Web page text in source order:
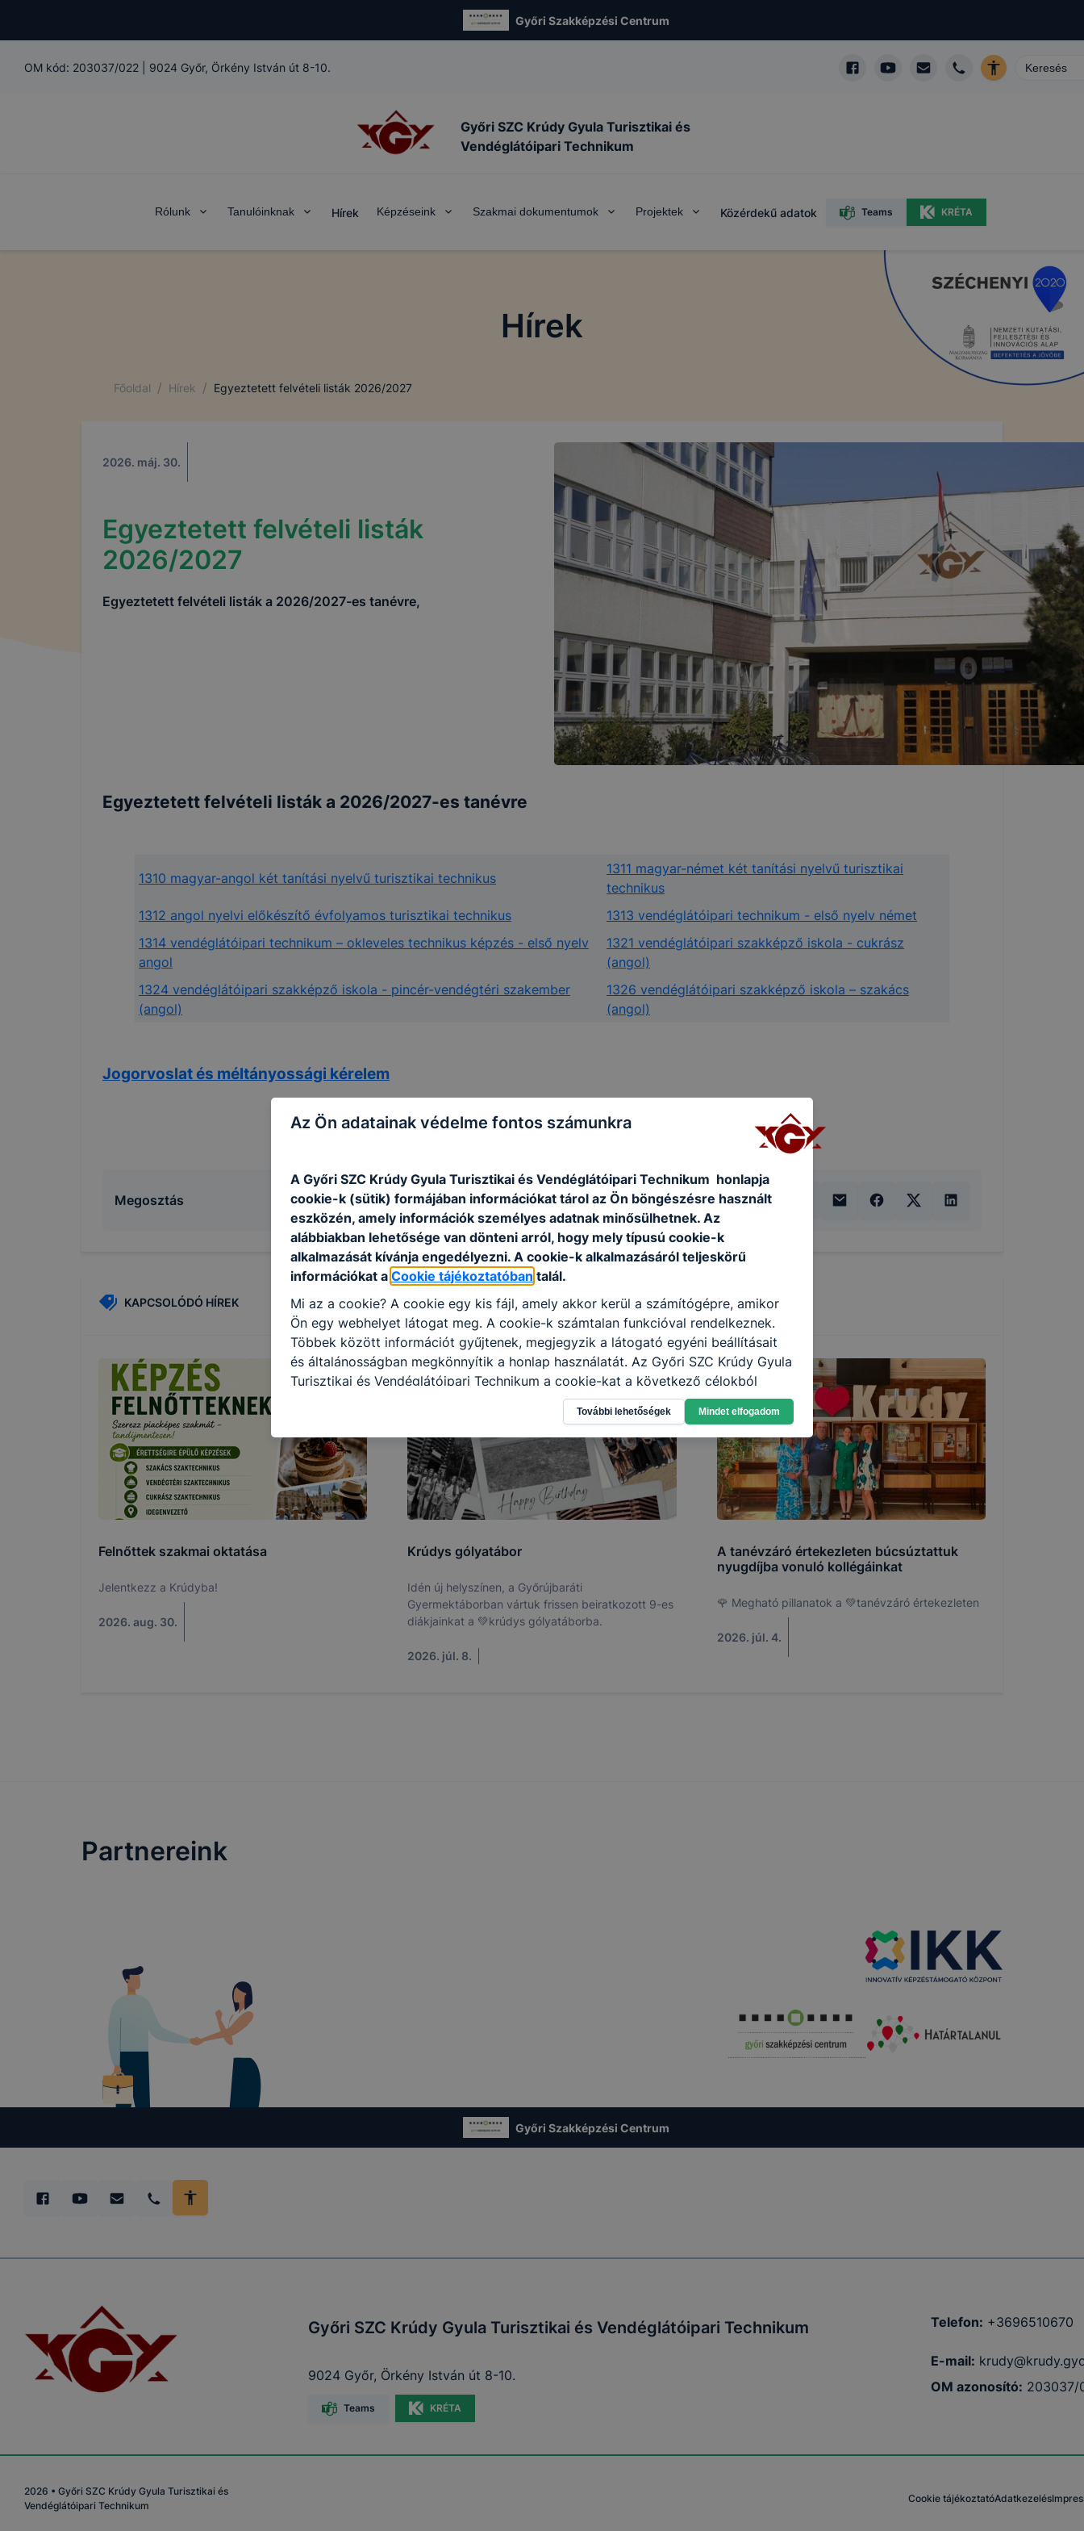
Győri Szakképzési Centrum
OM kód: 203037/022 9024 Győr, Örkény István út 8-10.
Győri SZC Krúdy Gyula Turisztikai és
Vendéglátóipari Technikum
Rólunk Tanulóinknak Hírek Képzéseink Szakmai dokumentumok Projektek Közérdekű adatok Teams KRÉTA
Hírek
Főoldal / Hírek / Egyeztetett felvételi listák 2026/2027
2026. máj. 30.
Egyeztetett felvételi listák
2026/2027
Egyeztetett felvételi listák a 2026/2027-es tanévre,
Egyeztetett felvételi listák a 2026/2027-es tanévre
1310 magyar-angol két tanítási nyelvű turisztikai technikus
1311 magyar-német két tanítási nyelvű turisztikai
technikus
1312 angol nyelvi előkészítő évfolyamos turisztikai technikus
1313 vendéglátóipari technikum - első nyelv német
1314 vendéglátóipari technikum – okleveles technikus képzés - első nyelv
angol
1321 vendéglátóipari szakképző iskola - cukrász
(angol)
1324 vendéglátóipari szakképző iskola - pincér-vendégtéri szakember
(angol)
1326 vendéglátóipari szakképző iskola – szakács
(angol)
Jogorvoslat és méltányossági kérelem
Megosztás
KAPCSOLÓDÓ HÍREK
Felnőttek szakmai oktatása
Jelentkezz a Krúdyba!
2026. aug. 30.
Krúdys gólyatábor
Idén új helyszínen, a Győrújbaráti
Gyermektáborban vártuk frissen beiratkozott 9-es
diákjainkat a 💚krúdys gólyatáborba.
2026. júl. 8.
A tanévzáró értekezleten búcsúztattuk
nyugdíjba vonuló kollégáinkat
🌹 Megható pillanatok a 💚tanévzáró értekezleten
2026. júl. 4.
Partnereink
Győri Szakképzési Centrum
Győri SZC Krúdy Gyula Turisztikai és Vendéglátóipari Technikum
9024 Győr, Örkény István út 8-10.
Teams KRÉTA
Telefon: +3696510670
E-mail:
OM azonosító: 203037/
2026 • Győri SZC Krúdy Gyula Turisztikai és
Vendéglátóipari Technikum
Cookie tájékoztatóAdatkezelés
Az Ön adatainak védelme fontos számunkra
A Győri SZC Krúdy Gyula Turisztikai és Vendéglátóipari Technikum honlapja
cookie-k (sütik) formájában információkat tárol az Ön böngészésre használt
eszközén, amely információk személyes adatnak minősülhetnek. Az
alábbiakban lehetősége van dönteni arról, hogy mely típusú cookie-k
alkalmazását kívánja engedélyezni. A cookie-k alkalmazásáról teljeskörű
információkat a Cookie tájékoztatóban talál.
Mi az a cookie? A cookie egy kis fájl, amely akkor kerül a számítógépre, amikor
Ön egy webhelyet látogat meg. A cookie-k számtalan funkcióval rendelkeznek.
Többek között információt gyűjtenek, megjegyzik a látogató egyéni beállításait
és általánosságban megkönnyítik a honlap használatát. Az Győri SZC Krúdy Gyula
Turisztikai és Vendéglátóipari Technikum a cookie-kat a következő célokból
használja: információ gyűjtése azzal kapcsolatban, hogyan használja Ön a
honlapot -annak felmérésével, hogy a honlap melyik részeit látogatja, vagy
használja leginkább, így megtudhatjuk, hogyan biztosítsunk Önnek még jobb
felhasználói élményt, ha ismét meglátogatja oldalunkat, honlap fejlesztése.
Hogyan ellenőrizheti és hogyan tudja kikapcsolni a cookie-kat? Minden modern
böngésző engedélyezi a cookie-k beállításának a változtatását. A legtöbb
böngésző alapértelmezettként automatikusan elfogadja a cookie-kat, de ezek
honlapunk használhatóságának és folyamatainak megkönnyítése vagy lehetővé
tétele, a cookie-k alkalmazásának megakadályozása vagy törlése által
előfordulhat, hogy felhasználóink nem lesznek képesek honlapunk funkcióinak
teljes körű használatára, vagy a honlap a tervezettől eltérően fog működni
További lehetőségek Mindet elfogadom